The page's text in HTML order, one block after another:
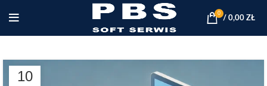
0
/ 0,00 ZŁ
10